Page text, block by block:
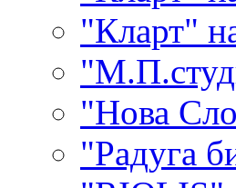
"Кларт"
"Нова
"Радуга